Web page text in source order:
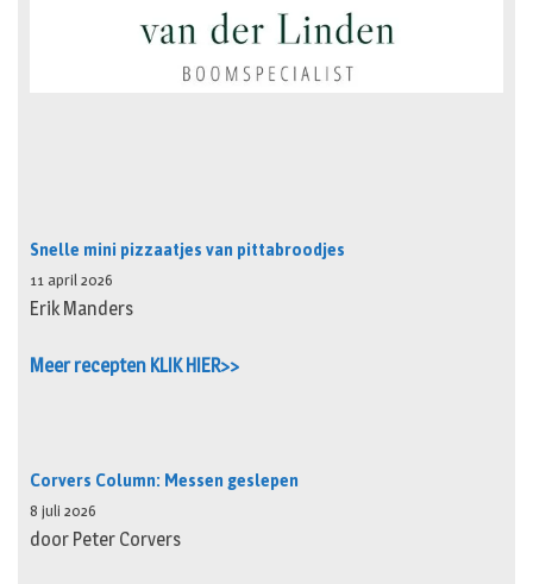
Snelle mini pizzaatjes van pittabroodjes
11 april 2026
Erik Manders
Meer recepten KLIK HIER>>
Corvers Column: Messen geslepen
8 juli 2026
door Peter Corvers